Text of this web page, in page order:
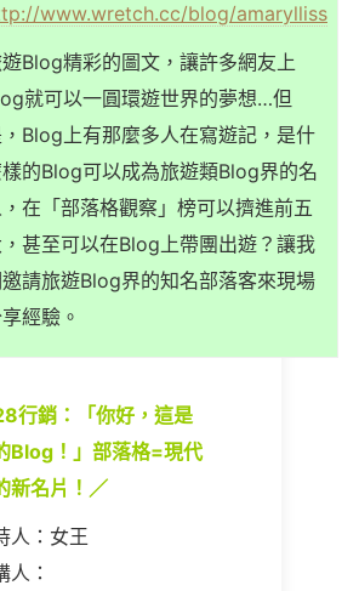
www.wretch.cc/blog/amarylliss
Blog精彩的圖文，讓許多網友上
就可以一圓環遊世界的夢想…但
Blog上有那麼多人在寫遊記，是什
的Blog可以成為旅遊類Blog界的名
在「部落格觀察」榜可以擠進前五
甚至可以在Blog上帶團出遊？讓我
請旅遊Blog界的知名部落客來現場
經驗。
行銷：「你好，這是
Blog！」部落格=現代
新名片！／
人：女王
人：